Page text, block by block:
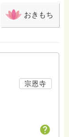
おきもち
宗恩寺